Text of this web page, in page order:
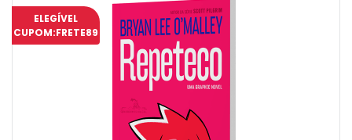
ELEGÍVEL
CUPOM:FRETE89